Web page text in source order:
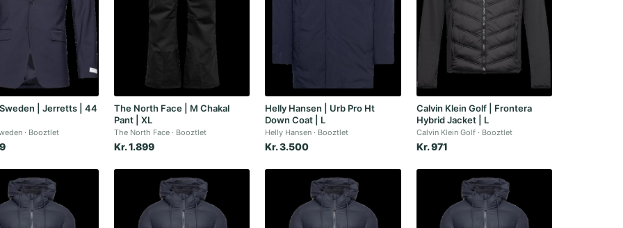
| Jerretts | 44
Booztlet
The North Face | M Chakal
Pant | XL
The North Face Booztlet
Kr. 1.899
Helly Hansen | Urb Pro Ht
Down Coat | L
Helly Hansen Booztlet
Kr. 3.500
Calvin Klein Golf | Frontera
Hybrid Jacket | L
Calvin Klein Golf Booztlet
Kr. 971